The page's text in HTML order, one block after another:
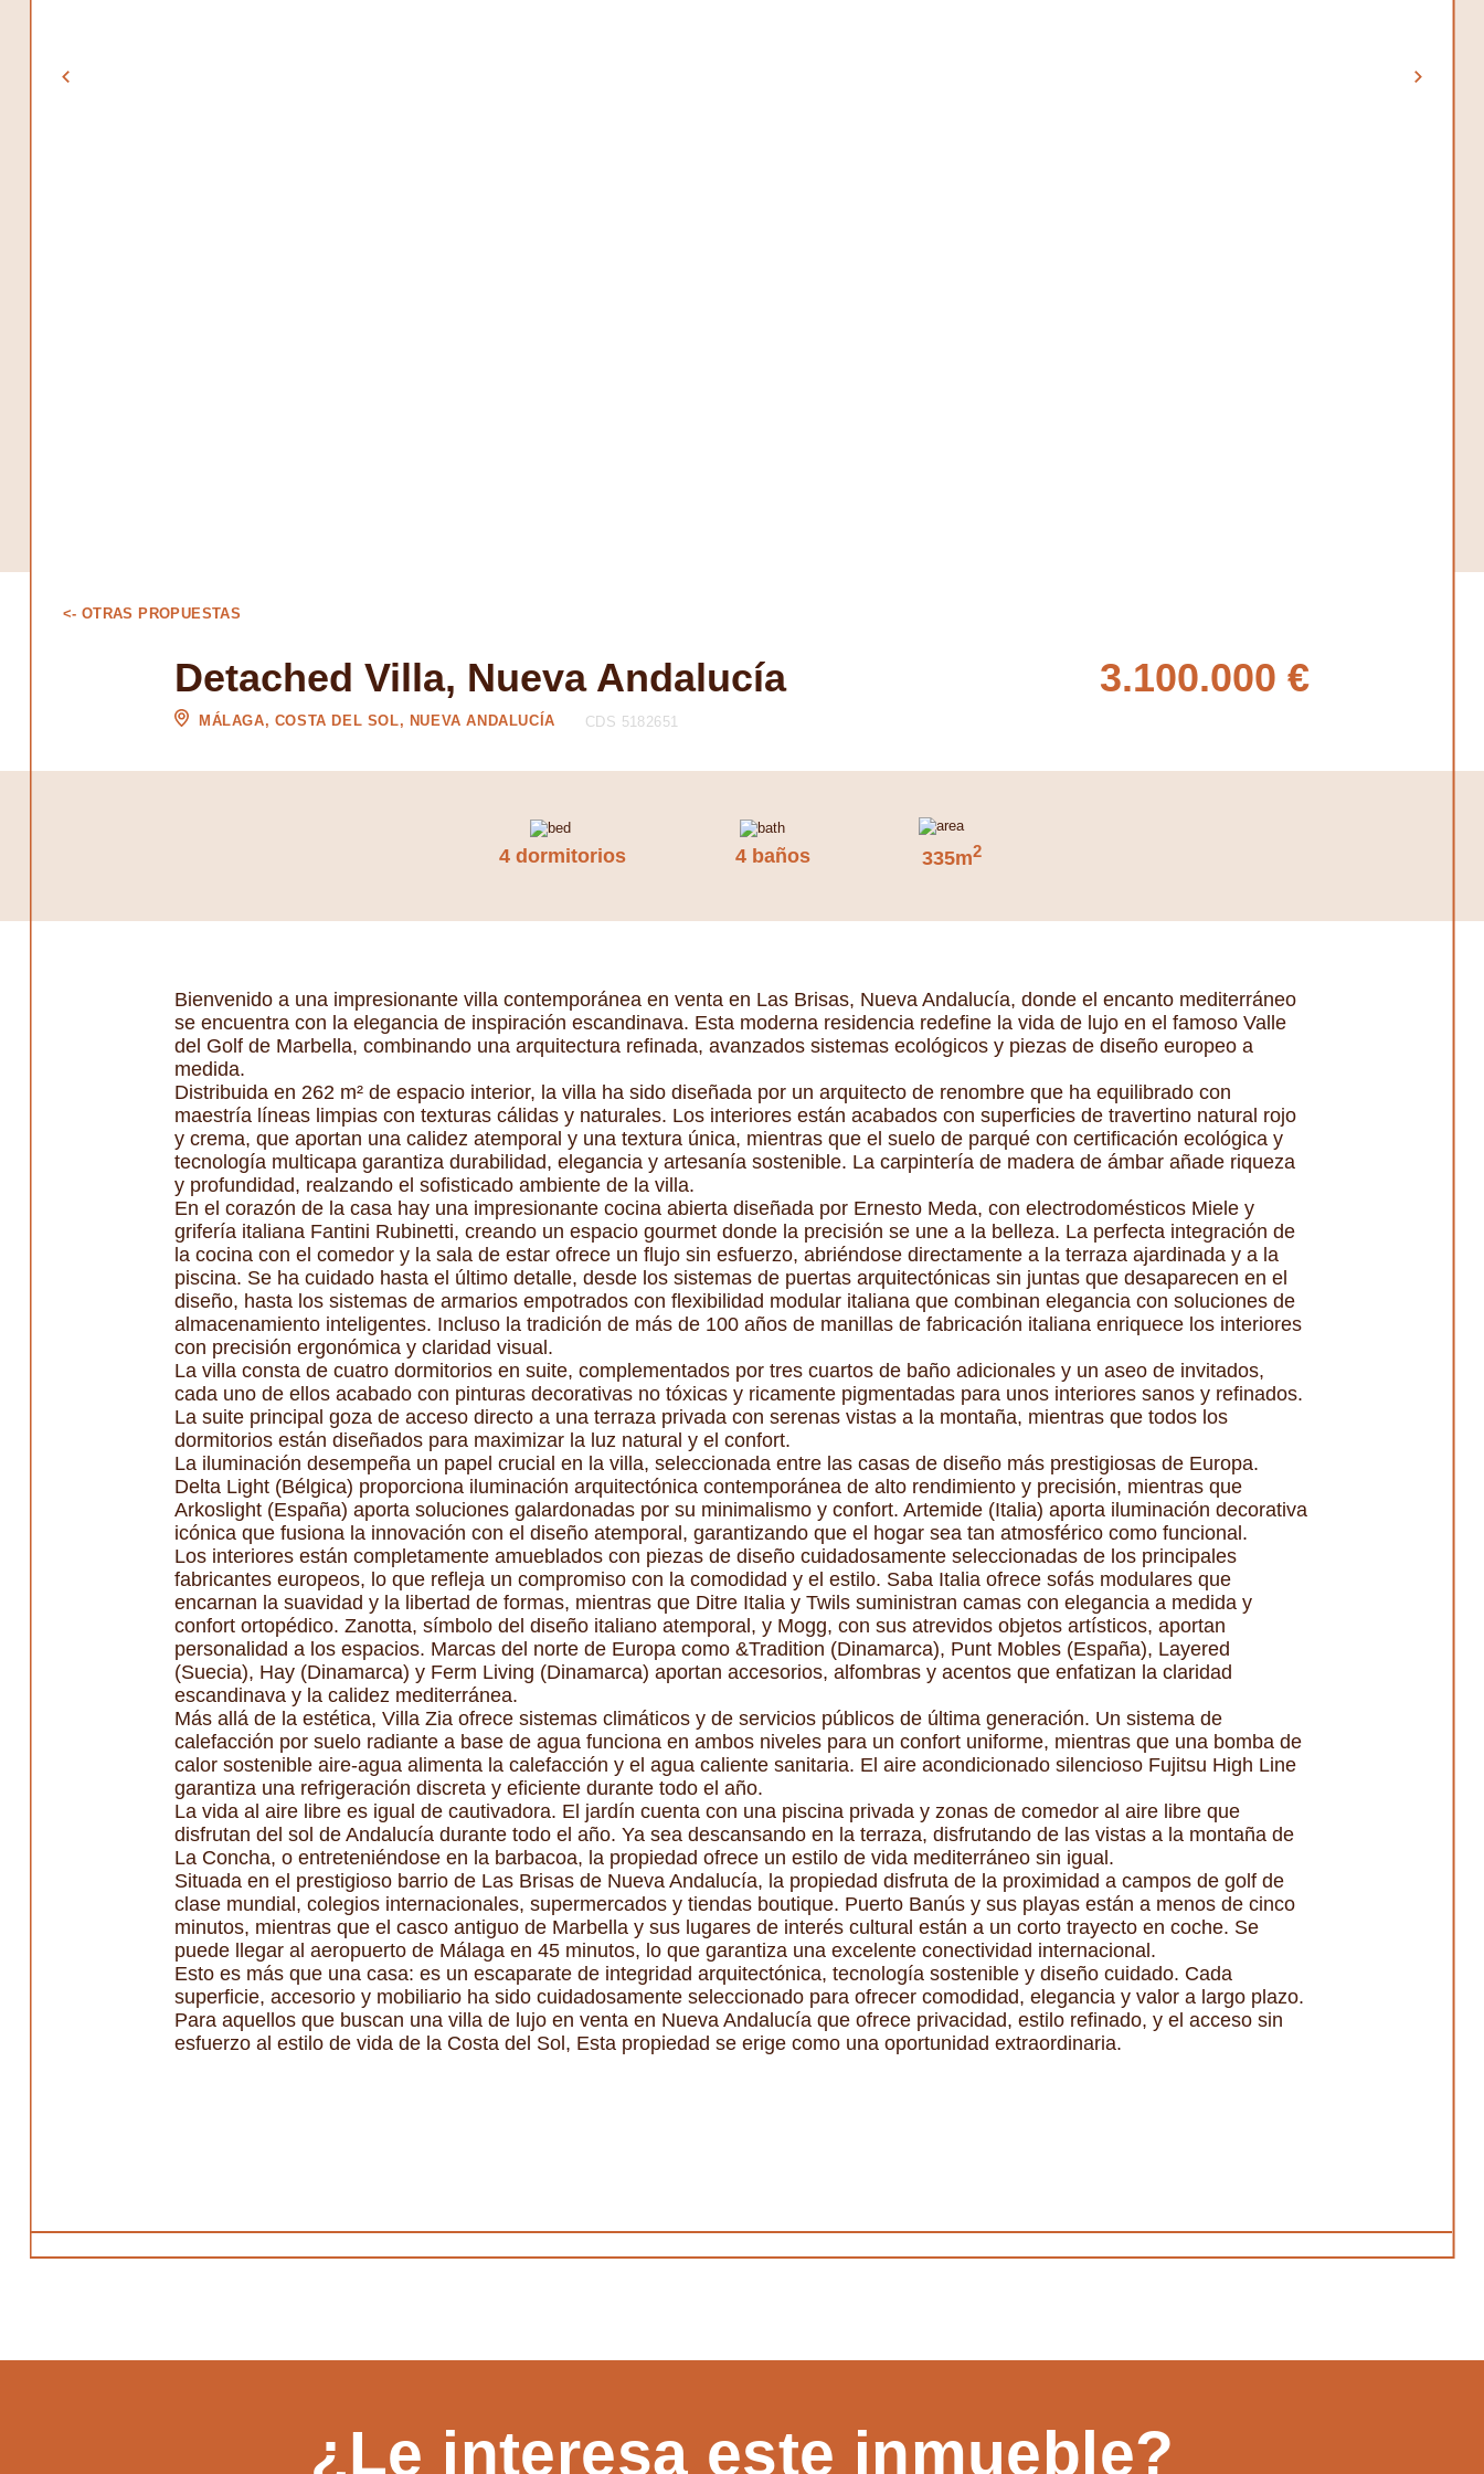
<- OTRAS PROPUESTAS
Detached Villa, Nueva Andalucía
MÁLAGA, COSTA DEL SOL, NUEVA ANDALUCÍA CDS 5182651
3.100.000 €
4 dormitorios 4 baños 335m2
Bienvenido a una impresionante villa contemporánea en venta en Las Brisas, Nueva Andalucía, donde el encanto mediterráneo
se encuentra con la elegancia de inspiración escandinava. Esta moderna residencia redefine la vida de lujo en el famoso Valle
del Golf de Marbella, combinando una arquitectura refinada, avanzados sistemas ecológicos y piezas de diseño europeo a
medida.
Distribuida en 262 m² de espacio interior, la villa ha sido diseñada por un arquitecto de renombre que ha equilibrado con
maestría líneas limpias con texturas cálidas y naturales. Los interiores están acabados con superficies de travertino natural rojo
y crema, que aportan una calidez atemporal y una textura única, mientras que el suelo de parqué con certificación ecológica y
tecnología multicapa garantiza durabilidad, elegancia y artesanía sostenible. La carpintería de madera de ámbar añade riqueza
y profundidad, realzando el sofisticado ambiente de la villa.
En el corazón de la casa hay una impresionante cocina abierta diseñada por Ernesto Meda, con electrodomésticos Miele y
grifería italiana Fantini Rubinetti, creando un espacio gourmet donde la precisión se une a la belleza. La perfecta integración de
la cocina con el comedor y la sala de estar ofrece un flujo sin esfuerzo, abriéndose directamente a la terraza ajardinada y a la
piscina. Se ha cuidado hasta el último detalle, desde los sistemas de puertas arquitectónicas sin juntas que desaparecen en el
diseño, hasta los sistemas de armarios empotrados con flexibilidad modular italiana que combinan elegancia con soluciones de
almacenamiento inteligentes. Incluso la tradición de más de 100 años de manillas de fabricación italiana enriquece los interiores
con precisión ergonómica y claridad visual.
La villa consta de cuatro dormitorios en suite, complementados por tres cuartos de baño adicionales y un aseo de invitados,
cada uno de ellos acabado con pinturas decorativas no tóxicas y ricamente pigmentadas para unos interiores sanos y refinados.
La suite principal goza de acceso directo a una terraza privada con serenas vistas a la montaña, mientras que todos los
dormitorios están diseñados para maximizar la luz natural y el confort.
La iluminación desempeña un papel crucial en la villa, seleccionada entre las casas de diseño más prestigiosas de Europa.
Delta Light (Bélgica) proporciona iluminación arquitectónica contemporánea de alto rendimiento y precisión, mientras que
Arkoslight (España) aporta soluciones galardonadas por su minimalismo y confort. Artemide (Italia) aporta iluminación decorativa
icónica que fusiona la innovación con el diseño atemporal, garantizando que el hogar sea tan atmosférico como funcional.
Los interiores están completamente amueblados con piezas de diseño cuidadosamente seleccionadas de los principales
fabricantes europeos, lo que refleja un compromiso con la comodidad y el estilo. Saba Italia ofrece sofás modulares que
encarnan la suavidad y la libertad de formas, mientras que Ditre Italia y Twils suministran camas con elegancia a medida y
confort ortopédico. Zanotta, símbolo del diseño italiano atemporal, y Mogg, con sus atrevidos objetos artísticos, aportan
personalidad a los espacios. Marcas del norte de Europa como &Tradition (Dinamarca), Punt Mobles (España), Layered
(Suecia), Hay (Dinamarca) y Ferm Living (Dinamarca) aportan accesorios, alfombras y acentos que enfatizan la claridad
escandinava y la calidez mediterránea.
Más allá de la estética, Villa Zia ofrece sistemas climáticos y de servicios públicos de última generación. Un sistema de
calefacción por suelo radiante a base de agua funciona en ambos niveles para un confort uniforme, mientras que una bomba de
calor sostenible aire-agua alimenta la calefacción y el agua caliente sanitaria. El aire acondicionado silencioso Fujitsu High Line
garantiza una refrigeración discreta y eficiente durante todo el año.
La vida al aire libre es igual de cautivadora. El jardín cuenta con una piscina privada y zonas de comedor al aire libre que
disfrutan del sol de Andalucía durante todo el año. Ya sea descansando en la terraza, disfrutando de las vistas a la montaña de
La Concha, o entreteniéndose en la barbacoa, la propiedad ofrece un estilo de vida mediterráneo sin igual.
Situada en el prestigioso barrio de Las Brisas de Nueva Andalucía, la propiedad disfruta de la proximidad a campos de golf de
clase mundial, colegios internacionales, supermercados y tiendas boutique. Puerto Banús y sus playas están a menos de cinco
minutos, mientras que el casco antiguo de Marbella y sus lugares de interés cultural están a un corto trayecto en coche. Se
puede llegar al aeropuerto de Málaga en 45 minutos, lo que garantiza una excelente conectividad internacional.
Esto es más que una casa: es un escaparate de integridad arquitectónica, tecnología sostenible y diseño cuidado. Cada
superficie, accesorio y mobiliario ha sido cuidadosamente seleccionado para ofrecer comodidad, elegancia y valor a largo plazo.
Para aquellos que buscan una villa de lujo en venta en Nueva Andalucía que ofrece privacidad, estilo refinado, y el acceso sin
esfuerzo al estilo de vida de la Costa del Sol, Esta propiedad se erige como una oportunidad extraordinaria.
¿Le interesa este inmueble?